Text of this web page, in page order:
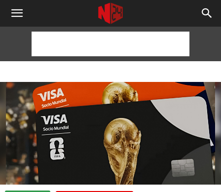
NOTICIAS
HORAS